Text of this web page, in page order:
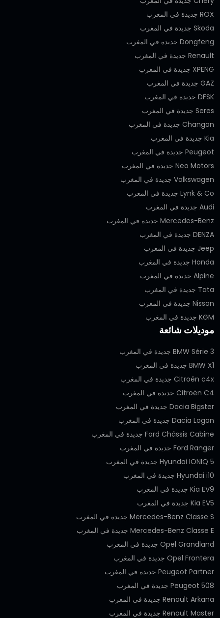
ROX جديدة في المغرب
Skoda جديدة في المغرب
Dongfeng جديدة في المغرب
Renault جديدة في المغرب
XPENG جديدة في المغرب
GAZ جديدة في المغرب
DFSK جديدة في المغرب
Seres جديدة في المغرب
Changan جديدة في المغرب
Kia جديدة في المغرب
Peugeot جديدة في المغرب
Neo Motors جديدة في المغرب
Volkswagen جديدة في المغرب
Lynk & Co جديدة في المغرب
Audi جديدة في المغرب
Mercedes-Benz جديدة في المغرب
DENZA جديدة في المغرب
Jeep جديدة في المغرب
Honda جديدة في المغرب
Alpine جديدة في المغرب
Tata جديدة في المغرب
Nissan جديدة في المغرب
KGM جديدة في المغرب
موديلات شائعة
BMW Série 3 جديدة في المغرب
BMW X1 جديدة في المغرب
Citroën c4x جديدة في المغرب
Citroën C4 جديدة في المغرب
Dacia Bigster جديدة في المغرب
Dacia Logan جديدة في المغرب
Ford Châssis Cabine جديدة في المغرب
Ford Ranger جديدة في المغرب
Hyundai IONIQ 5 جديدة في المغرب
Hyundai i10 جديدة في المغرب
Kia EV9 جديدة في المغرب
Kia EV5 جديدة في المغرب
Mercedes-Benz Classe S جديدة في المغرب
Mercedes-Benz Classe E جديدة في المغرب
Opel Grandland جديدة في المغرب
Opel Frontera جديدة في المغرب
Peugeot Partner جديدة في المغرب
Peugeot 508 جديدة في المغرب
Renault Arkana جديدة في المغرب
Renault Master جديدة في المغرب